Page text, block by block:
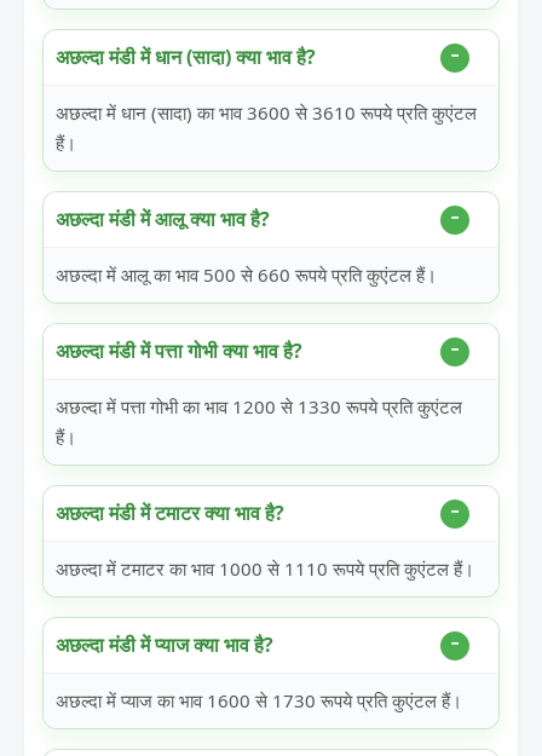
अछल्दा मंडी में धान (सादा) क्या भाव है?
अछल्दा में धान (सादा) का भाव 3600 से 3610 रूपये प्रति कुएंटल
हैं।
अछल्दा मंडी में आलू क्या भाव है?
अछल्दा में आलू का भाव 500 से 660 रूपये प्रति कुएंटल हैं।
अछल्दा मंडी में पत्ता गोभी क्या भाव है?
अछल्दा में पत्ता गोभी का भाव 1200 से 1330 रूपये प्रति कुएंटल
हैं।
अछल्दा मंडी में टमाटर क्या भाव है?
अछल्दा में टमाटर का भाव 1000 से 1110 रूपये प्रति कुएंटल हैं।
अछल्दा मंडी में प्याज क्या भाव है?
अछल्दा में प्याज का भाव 1600 से 1730 रूपये प्रति कुएंटल हैं।